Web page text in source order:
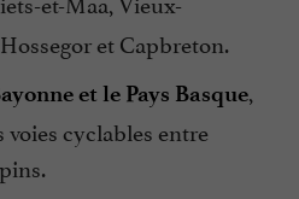
et Capbreton.
et le Pays Basque,
voies cyclables entre